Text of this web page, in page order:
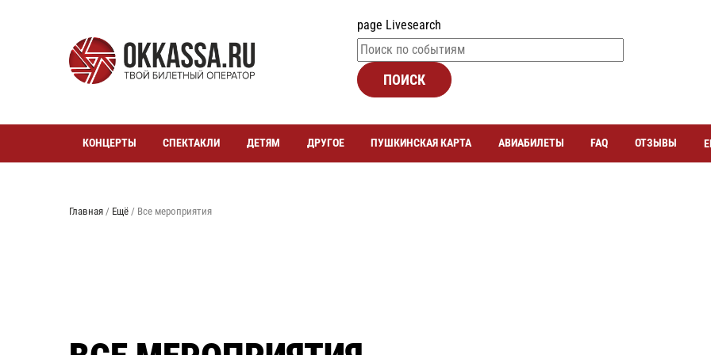
page Livesearch
ПОИСК
КОНЦЕРТЫ СПЕКТАКЛИ ДЕТЯМ ДРУГОЕ ПУШКИНСКАЯ КАРТА АВИАБИЛЕТЫ FAQ ОТЗЫВЫ
Главная / Ещё / Все мероприятия